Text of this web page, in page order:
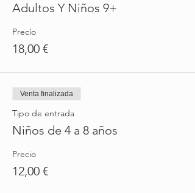
Adultos Y Niños 9+
Precio
18,00 €
Venta finalizada
Tipo de entrada
Niños de 4 a 8 años
Precio
12,00 €